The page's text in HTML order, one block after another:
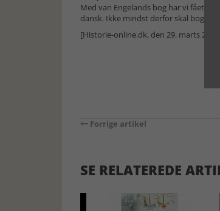
Med van Engelands bog har vi fået
dansk. Ikke mindst derfor skal
[Historie-online.dk, den 29. marts 2023]
Forrige artikel
SE RELATEREDE